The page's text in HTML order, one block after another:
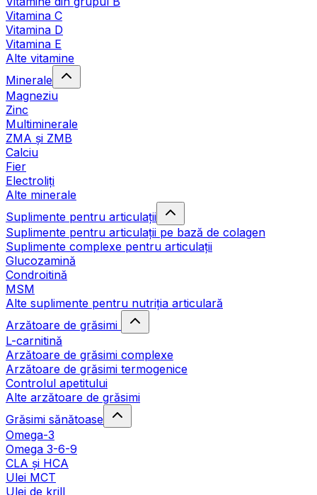
Vitamina C
Vitamina D
Vitamina E
Alte vitamine
Minerale
Magneziu
Zinc
Multiminerale
ZMA și ZMB
Calciu
Fier
Electroliți
Alte minerale
Suplimente pentru articulații
Suplimente pentru articulații pe bază de colagen
Suplimente complexe pentru articulații
Glucozamină
Condroitină
MSM
Alte suplimente pentru nutriția articulară
Arzătoare de grăsimi
L-carnitină
Arzătoare de grăsimi complexe
Arzătoare de grăsimi termogenice
Controlul apetitului
Alte arzătoare de grăsimi
Grăsimi sănătoase
Omega-3
Omega 3-6-9
CLA şi HCA
Ulei MCT
Ulei de krill